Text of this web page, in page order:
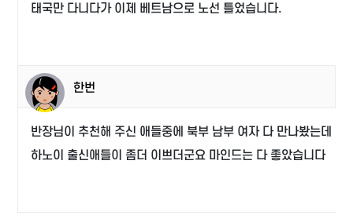
태국만 다니다가 이제 베트남으로 노선 틀었습니다.
한번
반장님이 추천해 주신 애들중에 북부 남부 여자 다 만나봤는데
하노이 출신애들이 좀더 이쁘더군요 마인드는 다 좋았습니다